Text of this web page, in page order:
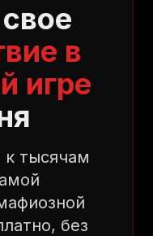
в
игре
к тысячам
без